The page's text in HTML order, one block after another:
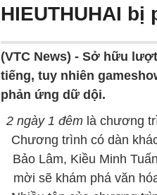
HIEUTHUHAI
(VTC News) - Sở hữu
tiếng, tuy nhiên
phản ứng dữ dội.
2 ngày 1 đêmlà chương
Chương trình có dàn
Bảo Lâm, Kiều Minh
mời sẽ khám phá văn